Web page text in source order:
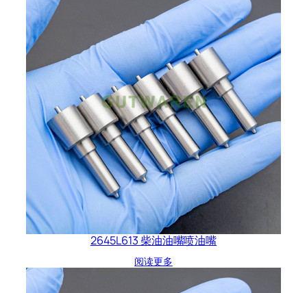
2645L613 柴油油嘴喷油嘴
阅读更多